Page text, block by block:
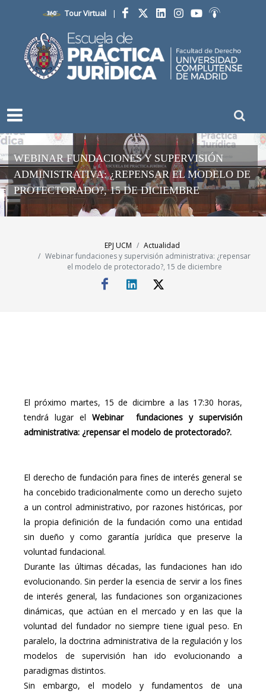
Tour Virtual |
Facebook
WEBINAR FUNDACIONES Y SUPERVISIÓN
ADMINISTRATIVA: ¿REPENSAR EL MODELO DE
PROTECTORADO?, 15 DE DICIEMBRE
EPJ UCM
Actualidad
Webinar fundaciones y supervisión administrativa: ¿repensar
el modelo de protectorado?, 15 de diciembre
El próximo martes, 15 de dicimbre a las 17:30 horas,
tendrá lugar elWebinar fundaciones y supervisión
administrativa: ¿repensar el modelo de protectorado?.
El derecho de fundación para fines de interés general se
ha concebido tradicionalmente como un derecho sujeto
a un control administrativo, por razones históricas, por
la propia definición de la fundación como una entidad
sin dueño y como garantía jurídica que preserve la
voluntad fundacional.
Durante las últimas décadas, las fundaciones han ido
evolucionando. Sin perder la esencia de servir a los fines
de interés general, las fundaciones son organizaciones
dinámicas, que actúan en el mercado y en las que la
voluntad del fundador no siempre tiene igual peso. En
paralelo, la doctrina administrativa de la regulación y los
modelos de supervisión han ido evolucionando a
paradigmas distintos.
Sin embargo, el modelo y fundamentos de una